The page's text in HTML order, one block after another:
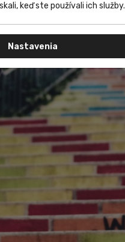
keď ste používali ich služby.
Nastavenia